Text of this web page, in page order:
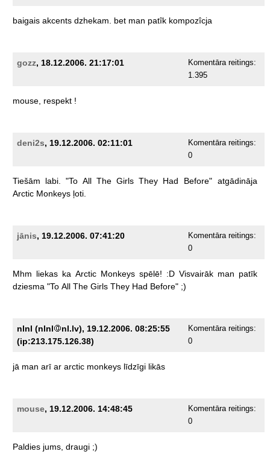
baigais akcents dzhekam. bet man patîk kompozîcja
gozz, 18.12.2006. 21:17:01
Komentāra reitings:
1.395
mouse, respekt !
deni2s, 19.12.2006. 02:11:01
Komentāra reitings:
0
Tiešām labi. "To All The Girls They Had Before" atgādināja
Arctic Monkeys ļoti.
jānis, 19.12.2006. 07:41:20
Komentāra reitings:
0
Mhm liekas ka Arctic Monkeys spēlē! :D Visvairāk man patīk
dziesma "To All The Girls They Had Before" ;)
nlnl (nlnl
nl.lv), 19.12.2006. 08:25:55
(ip:213.175.126.38)
Komentāra reitings:
0
jā man arī ar arctic monkeys līdzīgi likās
mouse, 19.12.2006. 14:48:45
Komentāra reitings:
0
Paldies jums, draugi ;)